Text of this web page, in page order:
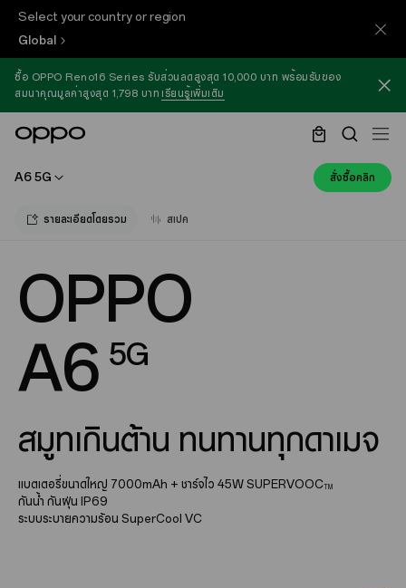
Select your country or region
Global
ซื้อ OPPO Reno16 Series รับส่วนลดสูงสุด 10,000 บาท พร้อมรับของ
สมนาคุณมูลค่าสูงสุด 1,798 บาท เรียนรู้เพิ่มเติม
A6 5G สั่งซื้อคลิก
รายละเอียดโดยรวม สเปค
OPPO
A6 5G
สมูทเกินต้าน ทนทานทุกดาเมจ
แบตเตอรี่ขนาดใหญ่ 7000mAh + ชาร์จไว 45W SUPERVOOC TM
กันน้ำ กันฝุ่น IP69
ระบบระบายความร้อน SuperCool VC